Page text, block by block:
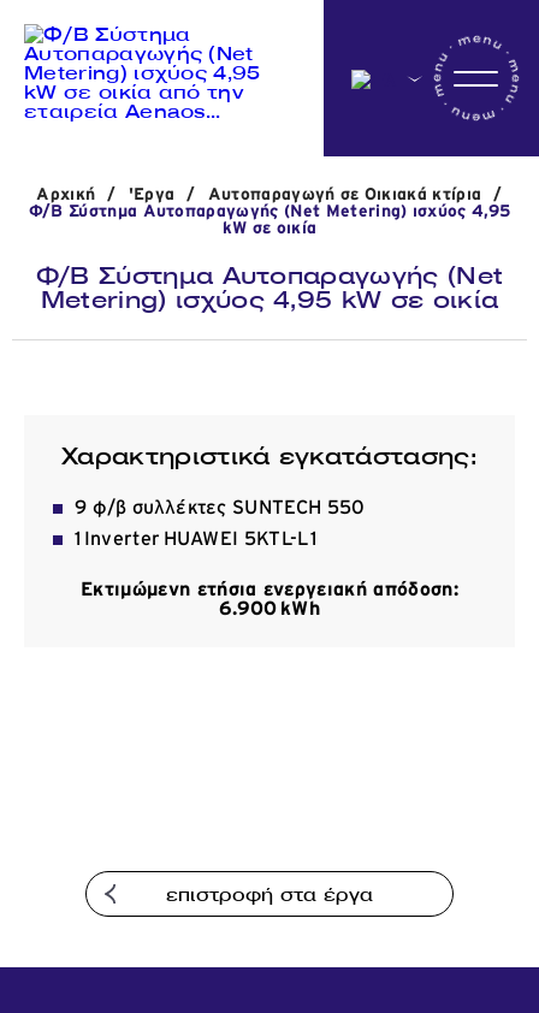
Η εταιρεία
Δραστηριότητες
Επικοινωνία
Αρχική / 'Εργα / Αυτοπαραγωγή σε Οικιακά κτίρια
/
Φ/Β Σύστημα Αυτοπαραγωγής (Net Metering) ισχύος 4,95
kW σε οικία
Φ/Β Σύστημα Αυτοπαραγωγής (Net
Metering) ισχύος 4,95 kW σε οικία
Χαρακτηριστικά εγκατάστασης:
9 φ/β συλλέκτες SUNTECH 550
1 Inverter HUAWEI 5KTL-L1
Εκτιμώμενη ετήσια ενεργειακή απόδοση:
6.900 kWh
επιστροφή στα έργα